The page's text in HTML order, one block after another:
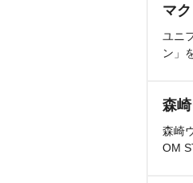
マ
ユニ
ン」
森
森崎
OM